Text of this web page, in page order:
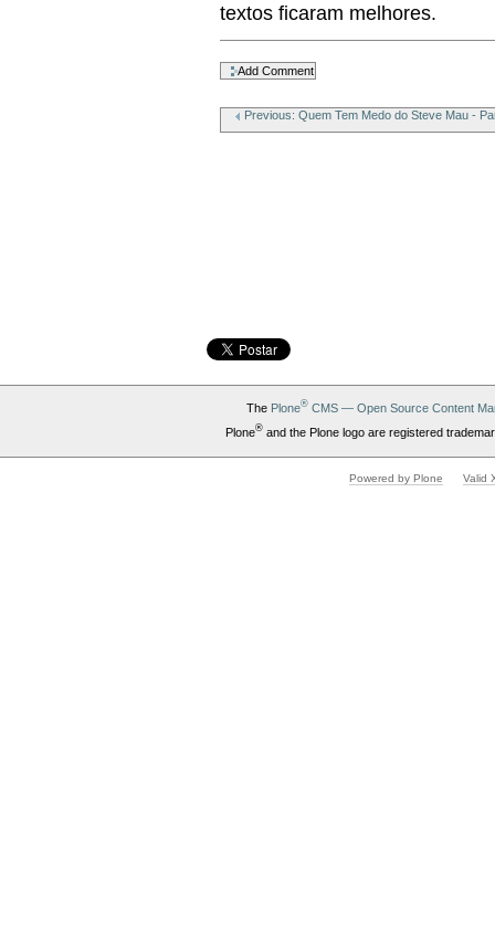
textos ficaram melhores.
Actions
Previous: Quem Tem Medo do Steve Mau -
The Plone®CMS — Open Source Content
Plone®and the Plone logo are registered
Powered by Plone Valid